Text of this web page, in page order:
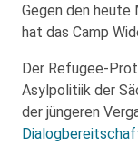
Gegen den heute
hat das Camp
Der Refugee-
Asylpolitiik der
der jüngeren